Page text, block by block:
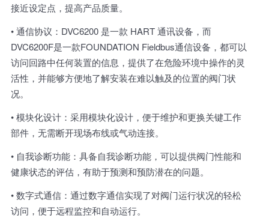
接近设定点，提高产品质量。
• 通信协议：DVC6200 是一款 HART 通讯设备，而
DVC6200F是一款FOUNDATION Fieldbus通信设备，都可以
访问回路中任何装置的信息，提供了在危险环境中操作的灵
活性，并能够方便地了解安装在难以触及的位置的阀门状
况。
• 模块化设计：采用模块化设计，便于维护和更换关键工作
部件，无需断开现场布线或气动连接。
• 自我诊断功能：具备自我诊断功能，可以提供阀门性能和
健康状态的评估，有助于预测和预防潜在的问题。
• 数字式通信：通过数字通信实现了对阀门运行状况的轻松
访问，便于远程监控和自动运行。